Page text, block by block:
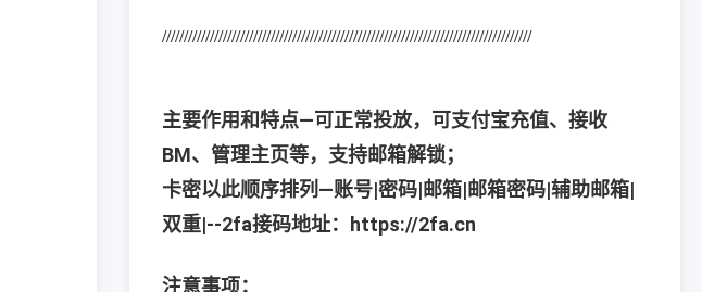
/////////////////////////////////////////////////////////////////////////////////////
主要作用和特点—可正常投放，可支付宝充值、接收
BM、管理主页等，支持邮箱解锁；
卡密以此顺序排列—账号|密码|邮箱|邮箱密码|辅助邮箱|
双重|--2fa接码地址：https://2fa.cn
注意事项：